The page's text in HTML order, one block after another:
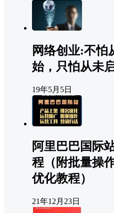
网络创业:不怕
始，只怕从未
19年5月5日
阿里巴巴国际
程（附批量操
优化教程）
21年12月23日